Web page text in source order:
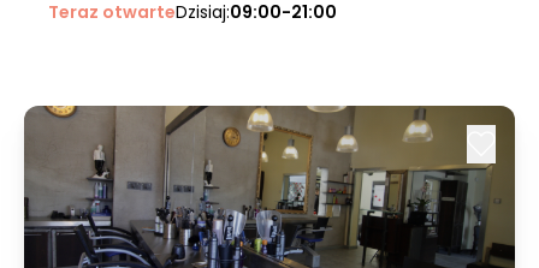
Teraz otwarteDzisiaj:09:00-21:00